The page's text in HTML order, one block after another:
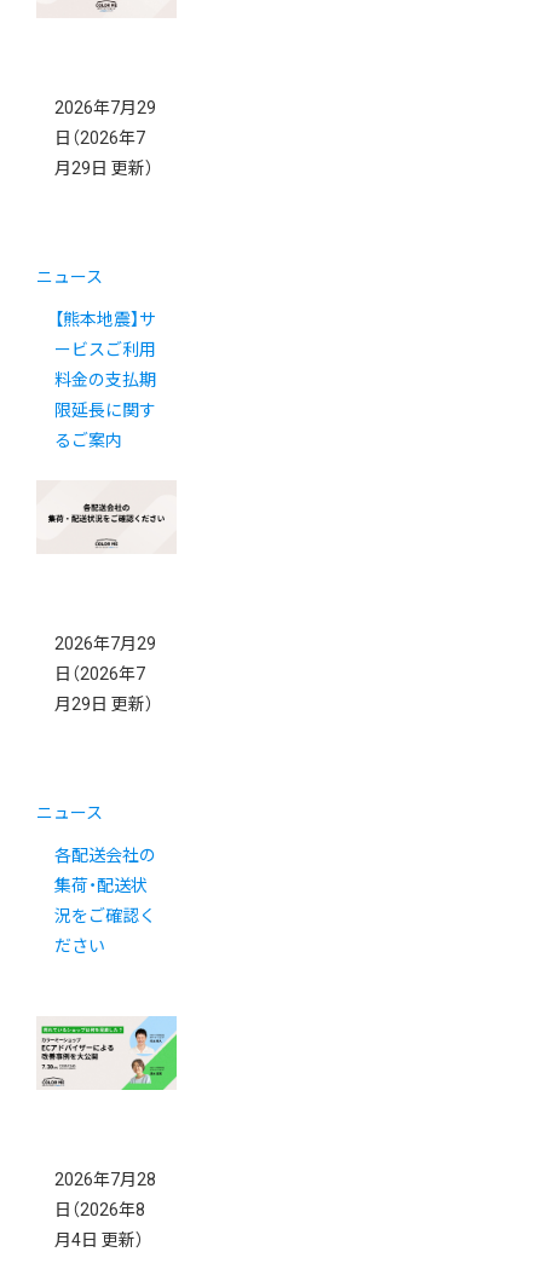
2026年7月29
日 （2026年7
月29日 更新）
ニュース
【熊本地震】サ
ービスご利用
料金の支払期
限延長に関す
るご案内
2026年7月29
日 （2026年7
月29日 更新）
ニュース
各配送会社の
集荷・配送状
況をご確認く
ださい
2026年7月28
日 （2026年8
月4日 更新）